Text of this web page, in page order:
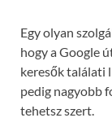
Egy olyan
hogy a Google
keresők találati
pedig nagyobb
tehetsz szert.